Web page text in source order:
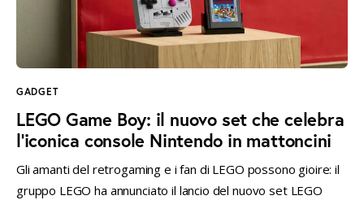
threadstwitter-
x
GADGET
LEGO Game Boy: il nuovo set che celebra
l’iconica console Nintendo in mattoncini
Gli amanti del retrogaming e i fan di LEGO possono gioire: il
gruppo LEGO ha annunciato il lancio del nuovo set LEGO